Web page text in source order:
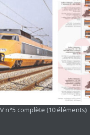
n°5 complète (10 éléments)